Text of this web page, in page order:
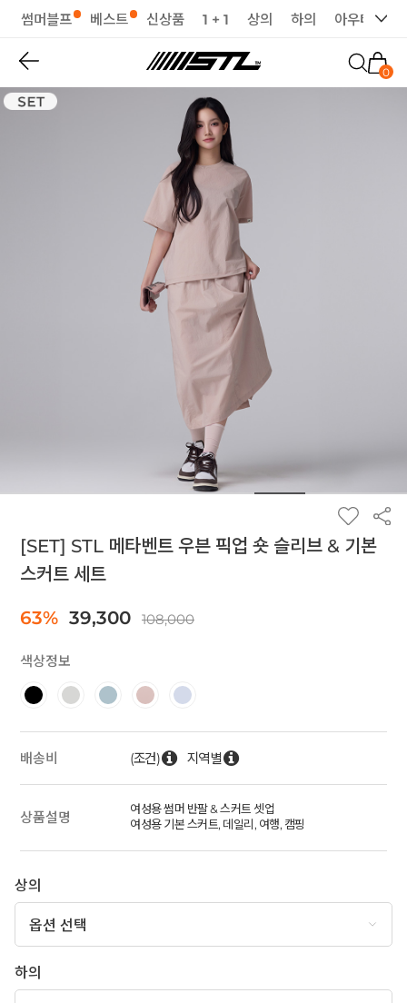
썸머블프 베스트 신상품 1 + 1 상의 하의 아우터
0
[SET] STL 메타벤트 우븐 픽업 숏 슬리브 & 기본
스커트 세트
63% 39,300 108,000
색상정보
배송비 (조건) 지역별
상품설명
여성용 썸머 반팔 & 스커트 셋업
여성용 기본 스커트, 데일리, 여행, 캠핑
상의
하의